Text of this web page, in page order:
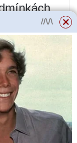
2019
n/vli